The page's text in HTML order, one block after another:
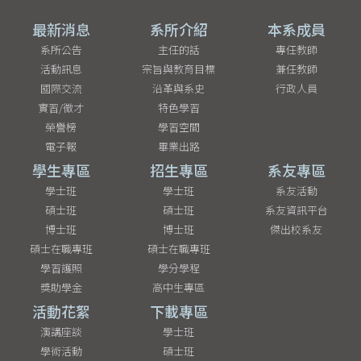
最新消息
系所公告
活動訊息
國際交流
實習/徵才
榮譽榜
電子報
系所介紹
主任的話
宗旨與教育目標
沿革與系史
特色學習
學習空間
畢業出路
本系成員
專任教師
兼任教師
行政人員
學生專區
學士班
碩士班
博士班
碩士在職專班
學習護照
獎助學金
招生專區
學士班
碩士班
博士班
碩士在職專班
學分學程
高中生專區
系友專區
系友活動
系友資訊平台
傑出校系友
活動花絮
演講座談
學術活動
下載專區
學士班
碩士班